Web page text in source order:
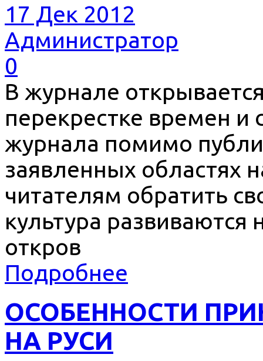
17 Дек 2012
Администратор
0
В журнале
перекрестке времен и
журнала помимо
заявленных областях
читателям обратить
культура
откров
Подробнее
ОСОБЕННОСТИ
НА РУСИ